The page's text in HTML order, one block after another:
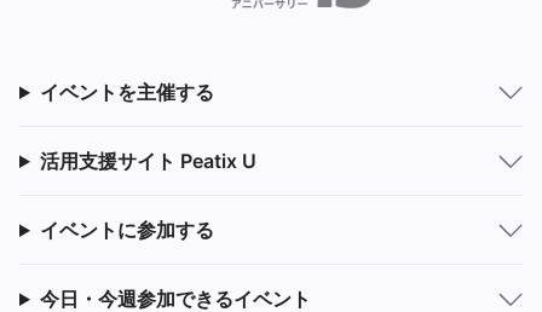
イベントを主催する
活用支援サイト Peatix U
イベントに参加する
今日・今週参加できるイベント